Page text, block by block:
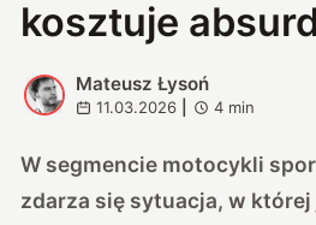
kosztuje
M
Mateusz Łysoń
11.03.2026 4 min
W segmencie motocykli
zdarza się sytuacja, w